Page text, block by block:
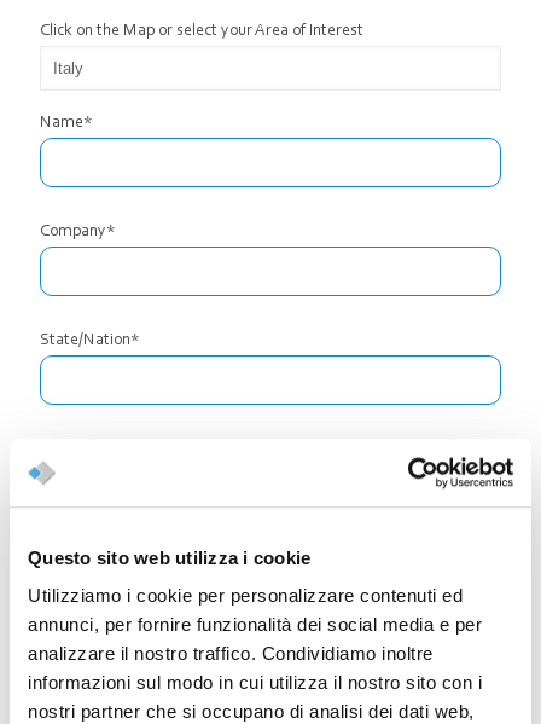
Questo sito web utilizza i cookie
Utilizziamo i cookie per personalizzare contenuti ed
annunci, per fornire funzionalità dei social media e per
analizzare il nostro traffico. Condividiamo inoltre
informazioni sul modo in cui utilizza il nostro sito con i
nostri partner che si occupano di analisi dei dati web,
Click on the Map or select your Area of ​​Interest
Name*
Company*
State/Nation*
Phone*